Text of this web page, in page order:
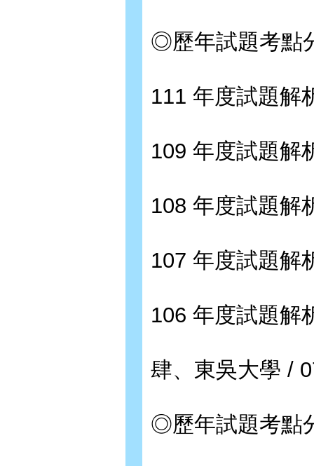
◎歷年試題考點
111 年度試題解
109 年度試題解
108 年度試題解
107 年度試題解
106 年度試題解
肆、東吳大學 /
◎歷年試題考點